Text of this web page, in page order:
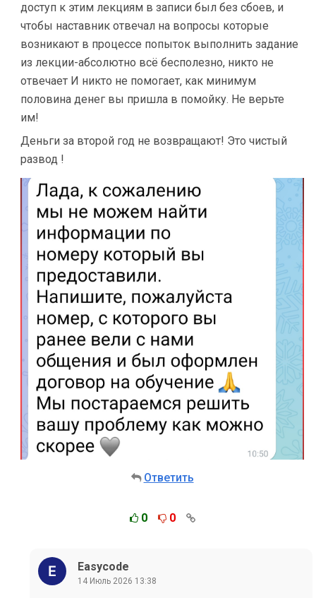
доступ к этим лекциям в записи был без сбоев, и
чтобы наставник отвечал на вопросы которые
возникают в процессе попыток выполнить задание
из лекции-абсолютно всё бесполезно, никто не
отвечает И никто не помогает, как минимум
половина денег вы пришла в помойку. Не верьте
им!
Деньги за второй год не возвращают! Это чистый
развод !
Ответить
0 0
Easycode
14 Июль 2026 13:38